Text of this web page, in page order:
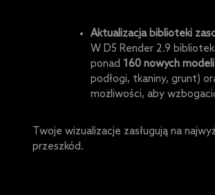
Aktualizacja biblioteki
W D5 Render 2.9
ponad 160 nowych
podłogi, tkaniny, grunt)
możliwości, aby
Twoje wizualizacje zasługują na
przeszkód.